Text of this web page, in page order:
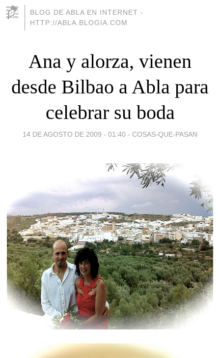
BLOG DE ABLA EN INTERNET -
HTTP://ABLA.BLOGIA.COM
Ana y alorza, vienen
desde Bilbao a Abla para
celebrar su boda
14 DE AGOSTO DE 2009 - 01:40 - COSAS-QUE-PASAN